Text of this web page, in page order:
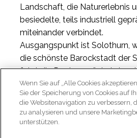
Landschaft, die Naturerlebnis
besiedelte, teils industriell
miteinander verbindet.
Ausgangspunkt ist Solothurn,
die schönste Barockstadt der
folgt die Route zunächst dem
zum Emmenspitz – dem
Aare und Emme. Dieser
gepflegten Feuerstellen und
Umgebung zu einer ersten Rast
Wenn Sie auf „Alle Cookies
Sie der Speicherung von Cookies auf
die Websitenavigation zu verbessern,
zu analysieren und unsere
unterstützen.